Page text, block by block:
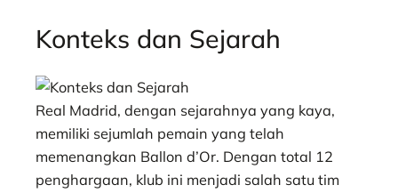
Konteks dan Sejarah
Real Madrid, dengan sejarahnya yang kaya,
memiliki sejumlah pemain yang telah
memenangkan Ballon d’Or. Dengan total 12
penghargaan, klub ini menjadi salah satu tim